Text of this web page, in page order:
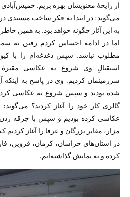
از رایحهٔ معنویشان بهره بریم.
می‌گوید: در ابتدا به فکر ساخت مستندی
به این آثار چگونه خواهد بود. به همین
اما در ادامه احساس کردم رفتن به
مطلوب نباشد. سپس دغدغه‌ام را با
استقبالِ وی شروع به عکاسی مقبرهٔ
سرزمینمان کردیم. وی در پاسخ به اینکه
شده بودند و سپس شروع به عکاسی کردید
گالری کار خود را آغاز کردید؟
عکاسی کرده بودیم و سپس با جرقه
کرده و به نمایش گذاشته‌ایم.